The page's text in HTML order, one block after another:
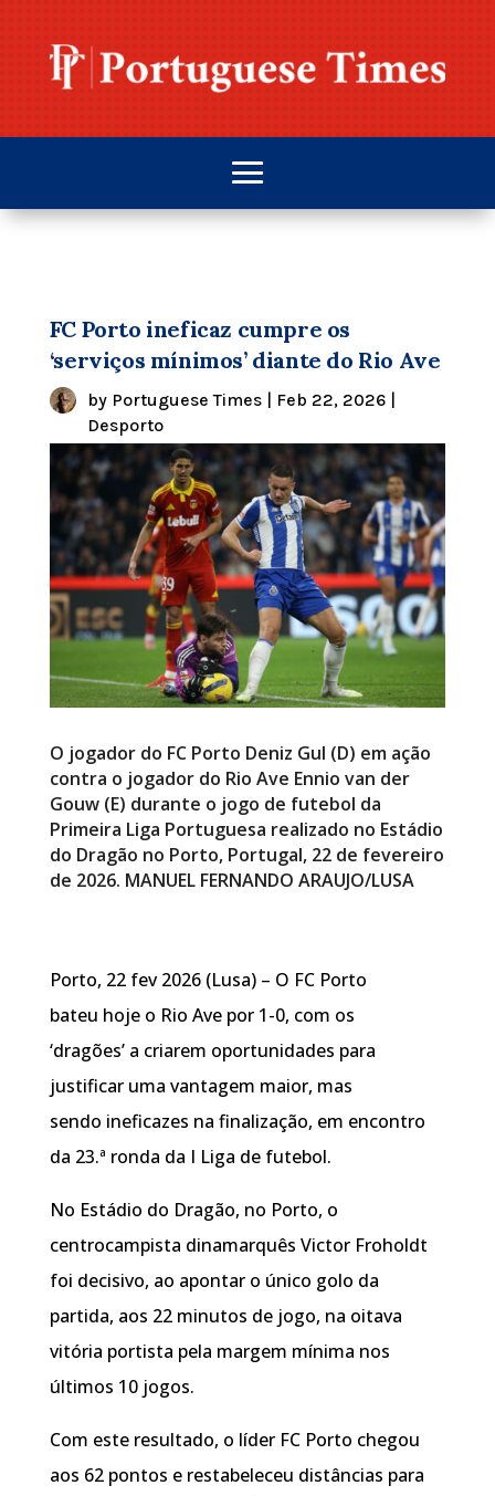
FC Porto ineficaz cumpre os
‘serviços mínimos’ diante do Rio Ave
by Portuguese Times| Feb 22, 2026|
Desporto
O jogador do FC Porto Deniz Gul (D) em ação
contra o jogador do Rio Ave Ennio van der
Gouw (E) durante o jogo de futebol da
Primeira Liga Portuguesa realizado no Estádio
do Dragão no Porto, Portugal, 22 de fevereiro
de 2026. MANUEL FERNANDO ARAUJO/LUSA
Porto, 22 fev 2026 (Lusa) – O FC Porto
bateu hoje o Rio Ave por 1-0, com os
‘dragões’ a criarem oportunidades para
justificar uma vantagem maior, mas
sendo ineficazes na finalização, em encontro
da 23.ª ronda da I Liga de futebol.
No Estádio do Dragão, no Porto, o
centrocampista dinamarquês Victor Froholdt
foi decisivo, ao apontar o único golo da
partida, aos 22 minutos de jogo, na oitava
vitória portista pela margem mínima nos
últimos 10 jogos.
Com este resultado, o líder FC Porto chegou
aos 62 pontos e restabeleceu distâncias para